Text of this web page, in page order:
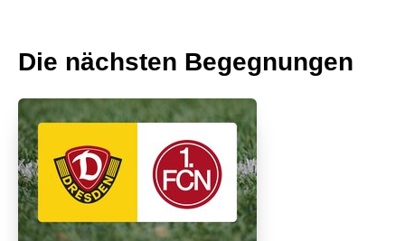
Die nächsten Begegnungen